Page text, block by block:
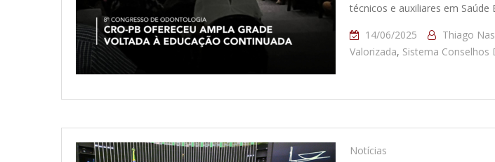
técnicos e auxiliares em
14/06/2025
Thiago
Valorizada, Sistema Conselhos
Notícias